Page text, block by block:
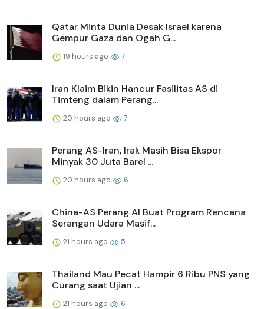
Qatar Minta Dunia Desak Israel karena
Gempur Gaza dan Ogah G...
19 hours ago 7
Iran Klaim Bikin Hancur Fasilitas AS di
Timteng dalam Perang...
20 hours ago 7
Perang AS-Iran, Irak Masih Bisa Ekspor
Minyak 30 Juta Barel ...
20 hours ago 6
China-AS Perang AI Buat Program Rencana
Serangan Udara Masif...
21 hours ago 5
Thailand Mau Pecat Hampir 6 Ribu PNS yang
Curang saat Ujian ...
21 hours ago 6